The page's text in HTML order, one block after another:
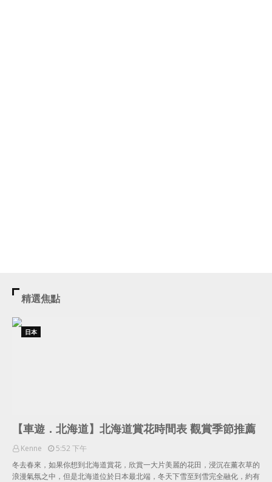
精選焦點
日本
【車遊．北海道】北海道賞花時間表 觀賞季節推薦
Kenne
5:52 下午
冬去春來，如果你想到北海道賞花，欣賞一大片美麗的花田，浸沉在薰衣草的
浪漫氣氛之中，但是北海道位於日本最北端，冬天下雪至到雪完全融化，約有